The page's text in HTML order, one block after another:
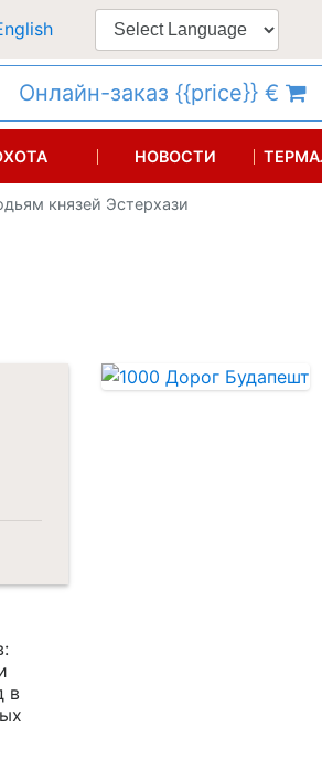
Онлайн-заказ {{price}} €
НОВОСТИ
князей Эстерхази
в